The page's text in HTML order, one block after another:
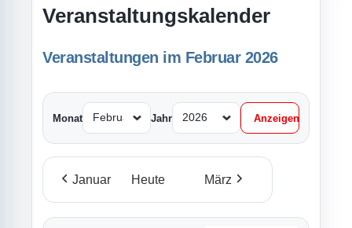
Veranstaltungskalender
Veranstaltungen im Februar 2026
Monat Jahr
Januar Heute März